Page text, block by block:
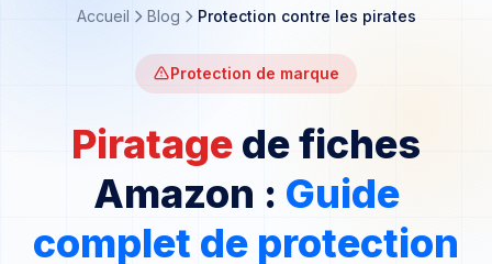
Accueil Blog Protection contre les pirates
Protection de marque
Piratage de fiches
Amazon : Guide
complet de protection